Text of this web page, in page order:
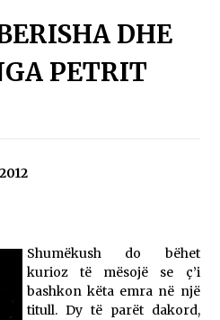
FOLKLORIKE
U
DHE
PETRIT
Shumëkush do bëhet
kurioz të mësojë se ç’i
bashkon këta emra në një
titull. Dy të parët dakord,